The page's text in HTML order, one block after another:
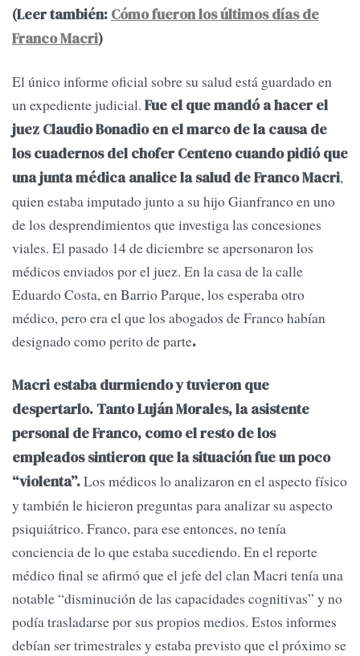
(Leer también: Cómo fueron los últimos días de
Franco Macri)
El único informe oficial sobre su salud está guardado en
un expediente judicial. Fue el que mandó a hacer el
juez Claudio Bonadio en el marco de la causa de
los cuadernos del chofer Centeno cuando pidió que
una junta médica analice la salud de Franco Macri,
quien estaba imputado junto a su hijo Gianfranco en uno
de los desprendimientos que investiga las concesiones
viales. El pasado 14 de diciembre se apersonaron los
médicos enviados por el juez. En la casa de la calle
Eduardo Costa, en Barrio Parque, los esperaba otro
médico, pero era el que los abogados de Franco habían
designado como perito de parte.
Macri estaba durmiendo y tuvieron que
despertarlo. Tanto Luján Morales, la asistente
personal de Franco, como el resto de los
empleados sintieron que la situación fue un poco
“violenta”.Los médicos lo analizaron en el aspecto físico
y también le hicieron preguntas para analizar su aspecto
psiquiátrico. Franco, para ese entonces, no tenía
conciencia de lo que estaba sucediendo. En el reporte
médico final se afirmó que el jefe del clan Macri tenía una
notable “disminución de las capacidades cognitivas” y no
podía trasladarse por sus propios medios. Estos informes
debían ser trimestrales y estaba previsto que el próximo se